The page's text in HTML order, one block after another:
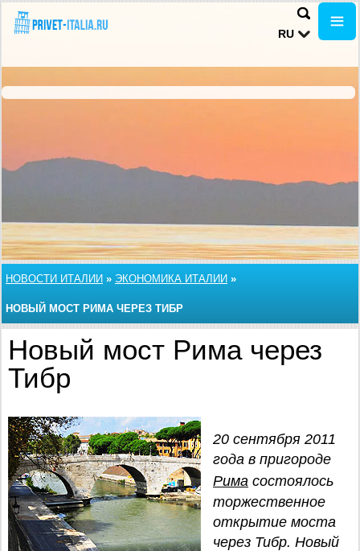
RU
НОВОСТИ ИТАЛИИ » ЭКОНОМИКА ИТАЛИИ »
НОВЫЙ МОСТ РИМА ЧЕРЕЗ ТИБР
Новый мост Рима через
Тибр
20 сентября 2011
года в пригороде
Рима состоялось
торжественное
открытие моста
через Тибр. Новый